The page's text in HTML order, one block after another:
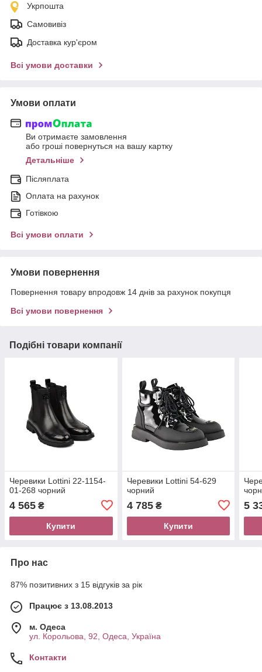
Укрпошта
Самовивіз
Доставка кур'єром
Всі умови доставки
Умови оплати
Ви отримаєте замовлення
або гроші повернуться на вашу картку
Детальніше
Післяплата
Оплата на рахунок
Готівкою
Всі умови оплати
Умови повернення
Повернення товару впродовж 14 днів за рахунок покупця
Всі умови повернення
Подібні товари компанії
Черевики Lottini 22-1154-
01-268 чорний
4 565 ₴
Купити
Черевики Lottini 54-629
чорний
4 785₴
Купити
5
Про нас
87% позитивних з 15 відгуків за рік
Працює з 13.08.2013
м. Одеса
ул. Корольова, 92, Одеса, Україна
Контакти